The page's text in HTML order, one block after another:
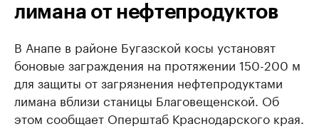
лимана от нефтепродуктов
В Анапе в районе Бугазской косы установят
боновые заграждения на протяжении 150-200 м
для защиты от загрязнения нефтепродуктами
лимана вблизи станицы Благовещенской. Об
этом сообщает Оперштаб Краснодарского края.